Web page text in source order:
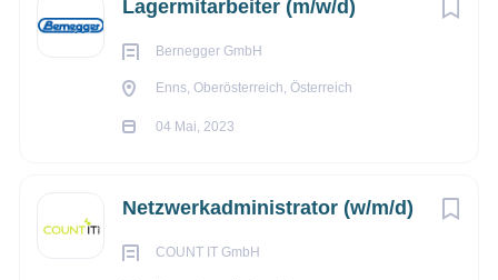
Lagermitarbeiter (m/w/d)
Bernegger GmbH
Enns, Oberösterreich, Österreich
04 Mai, 2023
Netzwerkadministrator (w/m/d)
COUNT IT GmbH
info@hoedlmayr.at